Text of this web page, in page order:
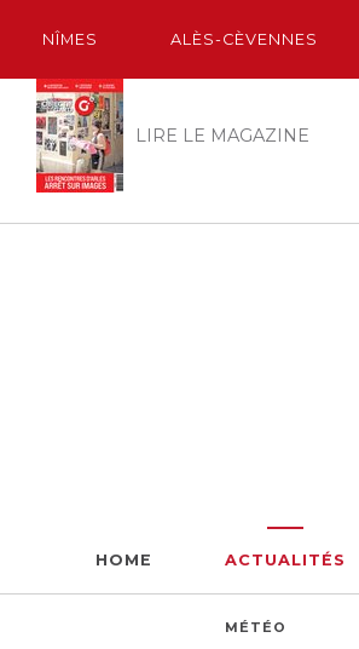
NÎMES ALÈS-CÈVENNES
LIRE LE MAGAZINE
HOME ACTUALITÉS
MÉTÉO